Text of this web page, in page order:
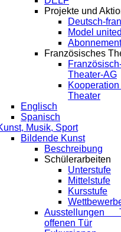
Projekte und
Deutsch-
Model
Französisches
Theater-AG
Theater
Englisch
Spanisch
Musik, Sport
Bildende Kunst
Beschreibung
Schülerarbeiten
Unterstufe
Mittelstufe
Kursstufe
Ausstellungen
offenen Tür